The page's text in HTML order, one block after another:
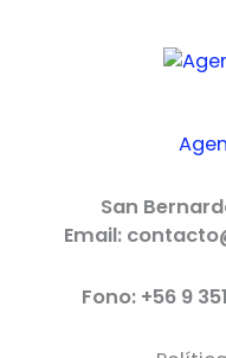
San
Email:
Fono: +56 9